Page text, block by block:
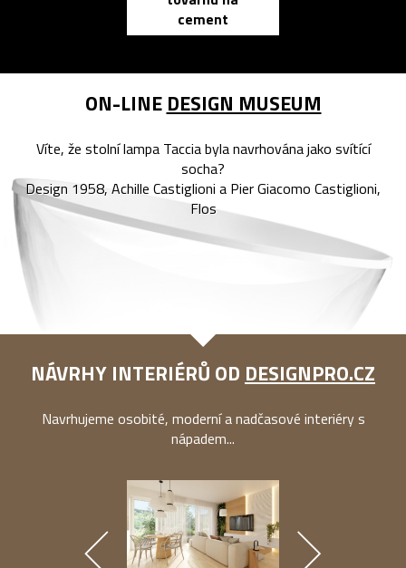
cement
ON-LINE DESIGN MUSEUM
Víte, že stolní lampa Taccia byla navrhována jako svítící
socha?
Design 1958, Achille Castiglioni a Pier Giacomo Castiglioni,
Flos
NÁVRHY INTERIÉRŮ OD DESIGNPRO.CZ
Navrhujeme osobité, moderní a nadčasové interiéry s
nápadem...